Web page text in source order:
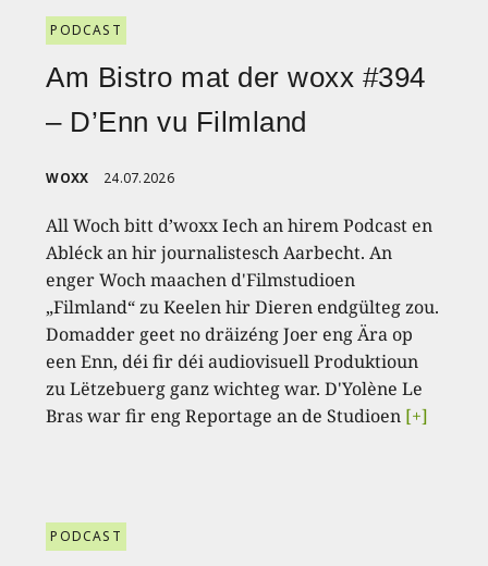
PODCAST
Am Bistro mat der woxx #394
– D’Enn vu Filmland
WOXX 24.07.2026
All Woch bitt d’woxx Iech an hirem Podcast en
Abléck an hir journalistesch Aarbecht. An
enger Woch maachen d'Filmstudioen
„Filmland“ zu Keelen hir Dieren endgülteg zou.
Domadder geet no dräizéng Joer eng Ära op
een Enn, déi fir déi audiovisuell Produktioun
zu Lëtzebuerg ganz wichteg war. D'Yolène Le
Bras war fir eng Reportage an de Studioen [+]
PODCAST